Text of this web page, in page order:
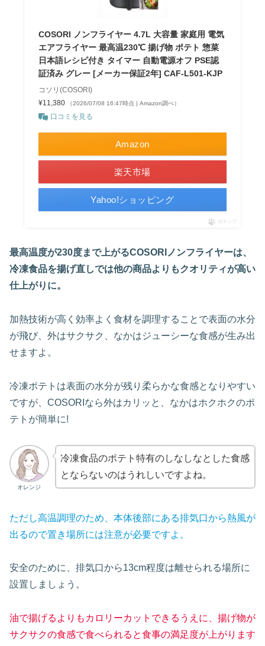
COSORI ノンフライヤー 4.7L 大容量 家庭用 電気
エアフライヤー 最高温230℃ 揚げ物 ポテト 惣菜
日本語レシピ付き タイマー 自動電源オフ PSE認
証済み グレー [メーカー保証2年] CAF-L501-KJP
コソリ(COSORI)
¥11,380
（2026/07/08 16:47時点 | Amazon調べ）
口コミを見る
Amazon
楽天市場
Yahoo!ショッピング
ポチップ
最高温度が230度まで上がるCOSORIノンフライヤーは、
冷凍食品を揚げ直しでは他の商品よりもクオリティが高い
仕上がりに。
加熱技術が高く効率よく食材を調理することで表面の水分
が飛び、外はサクサク、なかはジューシーな食感が生み出
せますよ。
冷凍ポテトは表面の水分が残り柔らかな食感となりやすい
ですが、COSORIなら外はカリッと、なかはホクホクのポ
テトが簡単に!
オレンジ
冷凍食品のポテト特有のしなしなとした食感
とならないのはうれしいですよね。
ただし高温調理のため、本体後部にある排気口から熱風が
出るので置き場所には注意が必要ですよ。
安全のために、排気口から13cm程度は離せられる場所に
設置しましょう。
油で揚げるよりもカロリーカットできるうえに、揚げ物が
サクサクの食感で食べられると食事の満足度が上がります